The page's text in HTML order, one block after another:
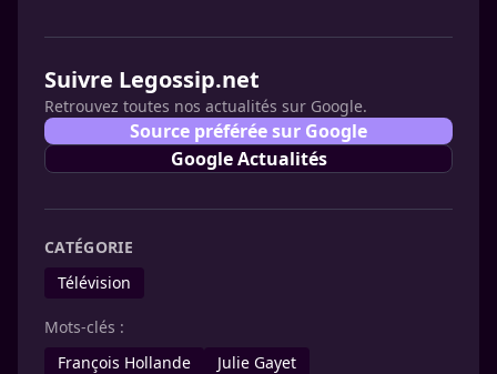
Suivre Legossip.net
Retrouvez toutes nos actualités sur Google.
Source préférée sur Google
Google Actualités
CATÉGORIE
Télévision
Mots-clés :
François Hollande
Julie Gayet